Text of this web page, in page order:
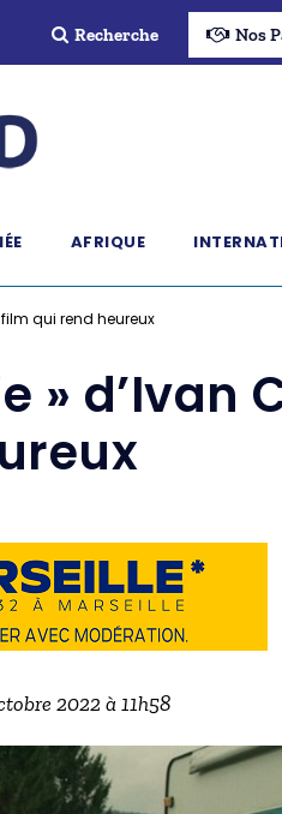
Recherche Nos
AFRIQUE
qui rend heureux
» d’Ivan
2022 à 11h58